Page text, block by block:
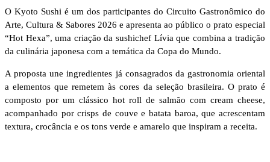
O Kyoto Sushi é um dos participantes do Circuito Gastronômico do
Arte, Cultura & Sabores 2026 e apresenta ao público o prato especial
“Hot Hexa”, uma criação da sushichef Lívia que combina a tradição
da culinária japonesa com a temática da Copa do Mundo.
A proposta une ingredientes já consagrados da gastronomia oriental
a elementos que remetem às cores da seleção brasileira. O prato é
composto por um clássico hot roll de salmão com cream cheese,
acompanhado por crisps de couve e batata baroa, que acrescentam
textura, crocância e os tons verde e amarelo que inspiram a receita.